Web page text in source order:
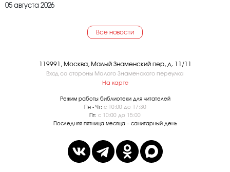
05 августа 2026
Все новости
119991, Москва, Малый Знаменский пер, д. 11/11
Вход со стороны Малого Знаменского переулка
На карте
Режим работы библиотеки для читателей
Пн - Чт: с 10:00 до 17:30
Пт: с 10:00 до 15:00
Последняя пятница месяца – санитарный день